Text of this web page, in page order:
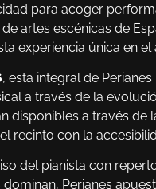
para acoger
artes escénicas de
experiencia única en el
, esta integral de
a través de la
disponibles a través de
recinto con la
del pianista con
Perianes